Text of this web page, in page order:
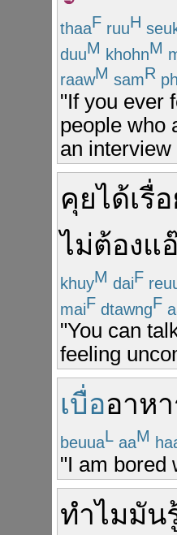
thaaF ruuH
duuM khohnM
raawM samR
"If you ever
people who
an
คุยได้เรื่
ไม่ต้องแ
khuyM daiF
maiF dtawngF
"You can
feeling
เบื่ออาห
beuuaL aaM
"I am bored
ทำไมมัน